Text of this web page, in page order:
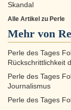
Skandal
Alle Artikel zu Perle
Mehr von
Perle des Tages
Rückschrittlichkeit
Perle des Tages
Journalismus
Perle des Tages